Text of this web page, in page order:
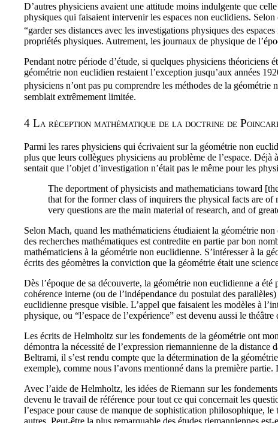
D’autres physiciens avaient une attitude moins indulgente que
physiques qui faisaient intervenir les espaces non euclidiens.
“garder ses distances avec les investigations physiques des
propriétés physiques. Autrement, les journaux de physique de
Pendant notre période d’étude, si quelques physiciens théoriciens
géométrie non euclidien restaient l’exception jusqu’aux années
physiciens n’ont pas pu comprendre les méthodes de la géométrie
semblait extrêmement limitée.
4 La réception mathématique de la doctrine de
Parmi les rares physiciens qui écrivaient sur la géométrie non
plus que leurs collègues physiciens au problème de l’espace.
sentait que l’objet d’investigation n’était pas le même pour les
The deportment of physicists and mathematicians toward
that for the former class of inquirers the physical facts are
very questions are the main material of research, and of
Selon Mach, quand les mathématiciens étudiaient la géométrie
des recherches mathématiques est contredite en partie par bon
mathématiciens à la géométrie non euclidienne. S’intéresser à la
écrits des géomètres la conviction que la géométrie était une
Dès l’époque de sa découverte, la géométrie non euclidienne a
cohérence interne (ou de l’indépendance du postulat des
euclidienne presque visible. L’appel que faisaient les modèles à
physique, ou “l’espace de l’expérience” est devenu aussi le
Les écrits de Helmholtz sur les fondements de la géométrie ont
démontra la nécessité de l’expression riemannienne de la
Beltrami, il s’est rendu compte que la détermination de la
exemple), comme nous l’avons mentionné dans la première
Avec l’aide de Helmholtz, les idées de Riemann sur les
devenu le travail de référence pour tout ce qui concernait les
l’espace pour cause de manque de sophistication philosophique,
autres. Peut-être la plus remarquable des études riemanniennes